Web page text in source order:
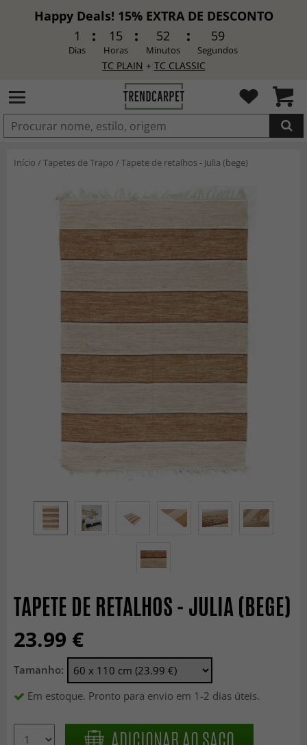
Happy Deals! 15% EXTRA DE DESCONTO
1
Dias
15
Horas
52
Minutos
57
Segundos
TC PLAIN + TC CLASSIC
ADICIONADO
Início /Tapetes de Trapo /Tapete de retalhos - Julia (bege)
TAPETE DE RETALHOS - JULIA (BEGE)
23.99 €
Tamanho:
Em estoque. Pronto para envio em 1-2 dias úteis.